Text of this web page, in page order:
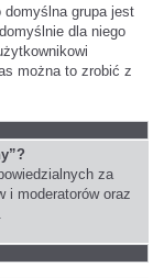
grupa jest
dla niego
można to zrobić z
za
i moderatorów oraz